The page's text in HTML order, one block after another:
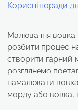
Корисні поради
Малювання вовка
розбити процес
створити гарний
розглянемо
намалювати
морду або вовка,